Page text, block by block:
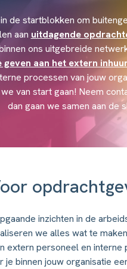
de startblokken om
aan uitdagende
ons uitgebreide
geven aan het extern
processen van jouw
van start gaan! Neem
dan gaan we samen aan de
inzichten in de
we alles wat te
extern personeel en interne
je binnen jouw organisatie